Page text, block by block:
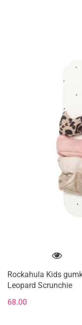
Rockahula Kids
Leopard Scrunchie
68.00